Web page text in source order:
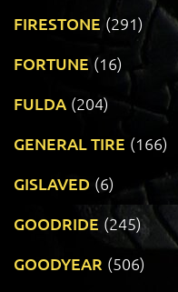
FIRESTONE (291)
FORTUNE (16)
FULDA (204)
GENERAL TIRE (166)
GISLAVED (6)
GOODRIDE (245)
GOODYEAR (506)